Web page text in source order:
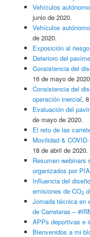
Vehículos
junio de 2020.
Vehículos
de 2020.
Exposición al
Deterioro del
Consistencia del
16 de mayo de
Consistencia del
operación inercial,
Evaluación del
de mayo de 2020.
El reto de las
Movilidad &
18 de abril de 2020.
Resumen webinars
organizados por
Influencia del
emisiones de CO2
Jornada técnica en
de Carreteras –
APPs deportivas e
Bienvenidos a mi